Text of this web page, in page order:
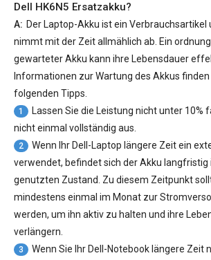
Dell HK6N5 Ersatzakku?
A: Der Laptop-Akku ist ein Verbrauchsartikel
nimmt mit der Zeit allmählich ab. Ein
gewarteter Akku kann ihre Lebensdauer
Informationen zur Wartung des Akkus finden
folgenden Tipps.
1
Lassen Sie die Leistung nicht unter 10%
nicht einmal vollständig aus.
2
Wenn Ihr Dell-Laptop längere Zeit ein
verwendet, befindet sich der Akku langfristig
genutzten Zustand. Zu diesem Zeitpunkt
mindestens einmal im Monat zur
werden, um ihn aktiv zu halten und ihre
verlängern.
3
Wenn Sie Ihr Dell-Notebook längere Zeit